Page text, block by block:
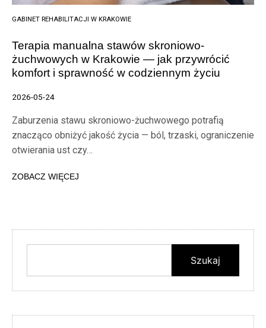
GABINET REHABILITACJI W KRAKOWIE
Terapia manualna stawów skroniowo-
żuchwowych w Krakowie — jak przywrócić
komfort i sprawność w codziennym życiu
2026-05-24
Zaburzenia stawu skroniowo-żuchwowego potrafią
znacząco obniżyć jakość życia — ból, trzaski, ograniczenie
otwierania ust czy…
ZOBACZ WIĘCEJ
Szukaj